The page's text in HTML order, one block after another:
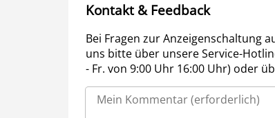
Kontakt & Feedback
Bei Fragen zur Anzeigenschaltung
uns bitte über unsere Service-
- Fr. von 9:00 Uhr 16:00 Uhr) oder